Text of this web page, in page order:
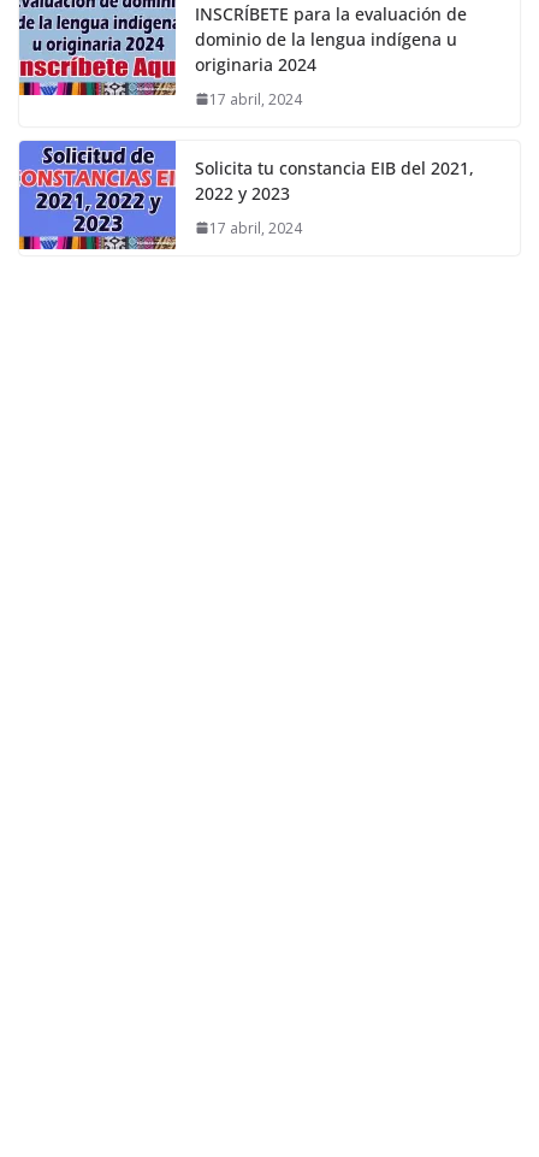
INSCRÍBETE para la evaluación de
dominio de la lengua indígena u
originaria 2024
17 abril, 2024
Solicita tu constancia EIB del 2021,
2022 y 2023
17 abril, 2024